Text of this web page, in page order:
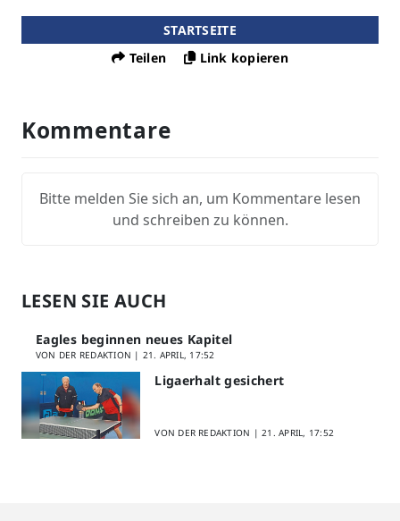
STARTSEITE
Teilen
Link kopieren
Kommentare
Bitte melden Sie sich an, um Kommentare lesen
und schreiben zu können.
LESEN SIE AUCH
Eagles beginnen neues Kapitel
VON DER REDAKTION | 21. APRIL, 17:52
Ligaerhalt gesichert
VON DER REDAKTION |21. APRIL, 17:52